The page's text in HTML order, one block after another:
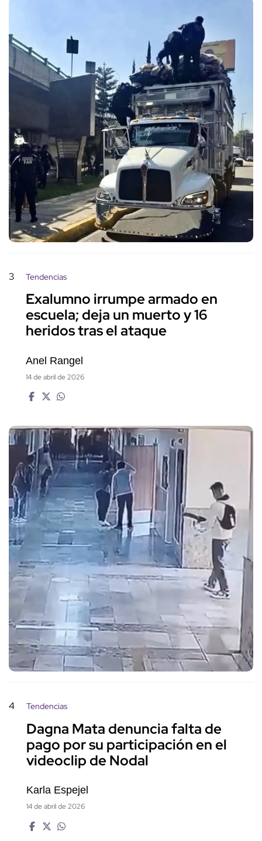
3 Tendencias
Exalumno irrumpe armado en
escuela; deja un muerto y 16
heridos tras el ataque
Anel Rangel
14 de abril de 2026
4 Tendencias
Dagna Mata denuncia falta de
pago por su participación en el
videoclip de Nodal
Karla Espejel
14 de abril de 2026